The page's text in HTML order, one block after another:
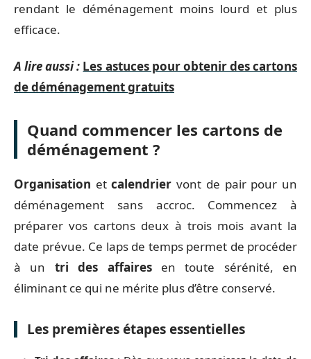
rendant le déménagement moins lourd et plus
efficace.
A lire aussi : Les astuces pour obtenir des cartons
de déménagement gratuits
Quand commencer les cartons de
déménagement ?
Organisation etcalendrier vont de pair pour un
déménagement sans accroc. Commencez à
préparer vos cartons deux à trois mois avant la
date prévue. Ce laps de temps permet de procéder
à un tri des affairesen toute sérénité, en
éliminant ce qui ne mérite plus d’être conservé.
Les premières étapes essentielles